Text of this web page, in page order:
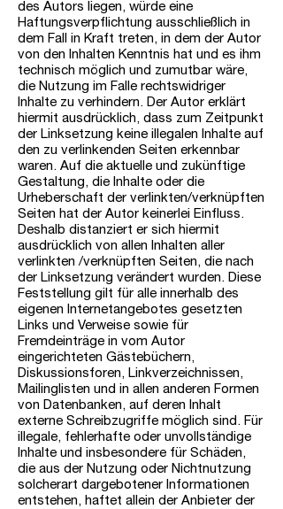
des Autors liegen, würde eine
Haftungsverpflichtung ausschließlich in
dem Fall in Kraft treten, in dem der Autor
von den Inhalten Kenntnis hat und es ihm
technisch möglich und zumutbar wäre,
die Nutzung im Falle rechtswidriger
Inhalte zu verhindern. Der Autor erklärt
hiermit ausdrücklich, dass zum Zeitpunkt
der Linksetzung keine illegalen Inhalte auf
den zu verlinkenden Seiten erkennbar
waren. Auf die aktuelle und zukünftige
Gestaltung, die Inhalte oder die
Urheberschaft der verlinkten/verknüpften
Seiten hat der Autor keinerlei Einfluss.
Deshalb distanziert er sich hiermit
ausdrücklich von allen Inhalten aller
verlinkten /verknüpften Seiten, die nach
der Linksetzung verändert wurden. Diese
Feststellung gilt für alle innerhalb des
eigenen Internetangebotes gesetzten
Links und Verweise sowie für
Fremdeinträge in vom Autor
eingerichteten Gästebüchern,
Diskussionsforen, Linkverzeichnissen,
Mailinglisten und in allen anderen Formen
von Datenbanken, auf deren Inhalt
externe Schreibzugriffe möglich sind. Für
illegale, fehlerhafte oder unvollständige
Inhalte und insbesondere für Schäden,
die aus der Nutzung oder Nichtnutzung
solcherart dargebotener Informationen
entstehen, haftet allein der Anbieter der